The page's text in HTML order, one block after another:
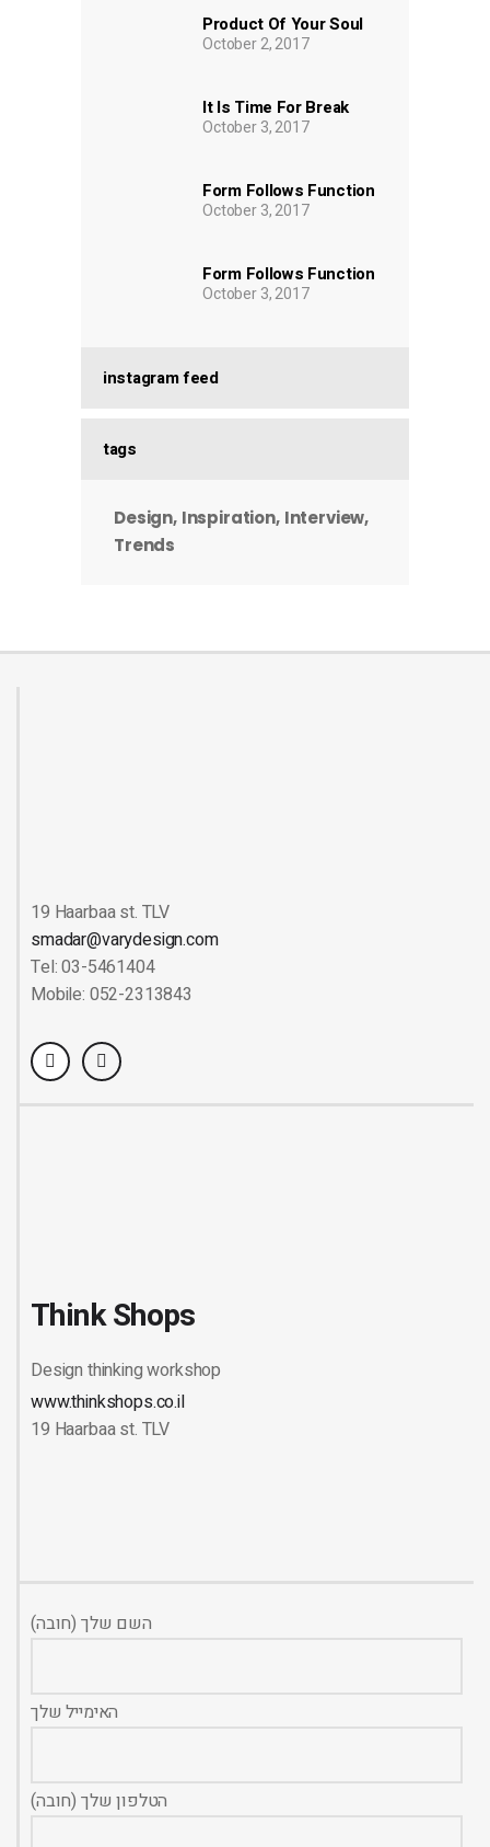
Product Of Your Soul
October 2, 2017
It Is Time For Break
October 3, 2017
Form Follows Function
October 3, 2017
Form Follows Function
October 3, 2017
instagram feed
tags
Design Inspiration Interview
Trends
19 Haarbaa st. TLV
smadar@varydesign.com
Tel: 03-5461404
Mobile: 052-2313843
Think Shops
Design thinking workshop
www.thinkshops.co.il
19 Haarbaa st. TLV
השם שלך (חובה)
האימייל שלך
הטלפון שלך (חובה)